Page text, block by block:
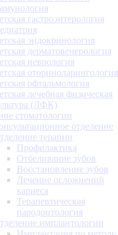
гастроэнтерология
эндокринология
дерматовенерология
неврология
оториноларингология
офтальмология
лечебная физическая
(ЛФК)
стоматологии
отделение
терапии
Профилактика
Отбеливание зубов
Восстановление зубов
Лечение осложнений
кариеса
Терапевтическая
пародонтология
имплантологии